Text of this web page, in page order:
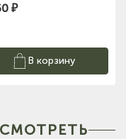
Sakwa.ru
₽
В корзину